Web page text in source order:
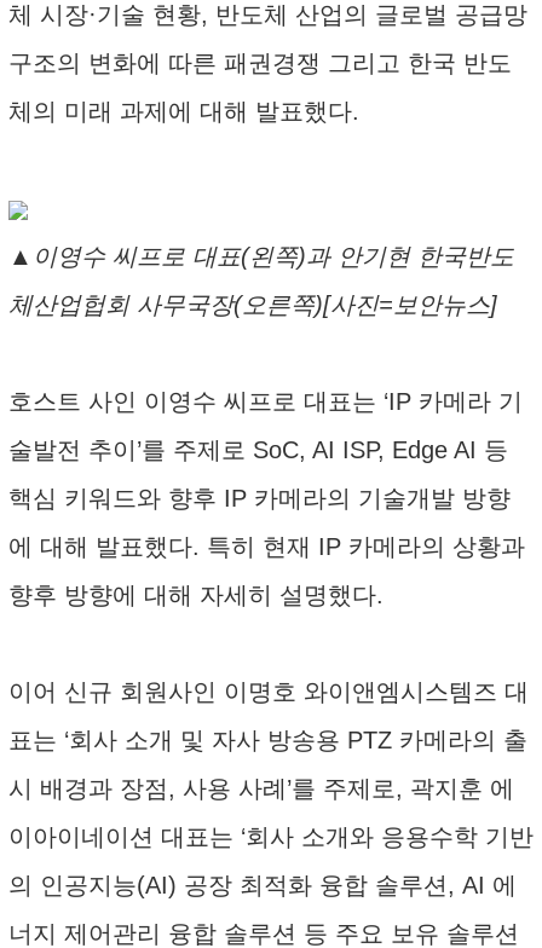
체 시장·기술 현황, 반도체 산업의 글로벌 공급망
구조의 변화에 따른 패권경쟁 그리고 한국 반도
체의 미래 과제에 대해 발표했다.
▲이영수 씨프로 대표(왼쪽)과 안기현 한국반도
체산업헙회 사무국장(오른쪽)[사진=보안뉴스]
호스트 사인 이영수 씨프로 대표는 ‘IP 카메라 기
술발전 추이’를 주제로 SoC, AI ISP, Edge AI 등
핵심 키워드와 향후 IP 카메라의 기술개발 방향
에 대해 발표했다. 특히 현재 IP 카메라의 상황과
향후 방향에 대해 자세히 설명했다.
이어 신규 회원사인 이명호 와이앤엠시스템즈 대
표는 ‘회사 소개 및 자사 방송용 PTZ 카메라의 출
시 배경과 장점, 사용 사례’를 주제로, 곽지훈 에
이아이네이션 대표는 ‘회사 소개와 응용수학 기반
의 인공지능(AI) 공장 최적화 융합 솔루션, AI 에
너지 제어관리 융합 솔루션 등 주요 보유 솔루션